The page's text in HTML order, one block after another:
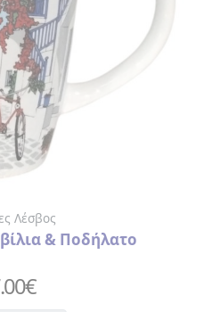
Λέσβος
& Ποδήλατο
€